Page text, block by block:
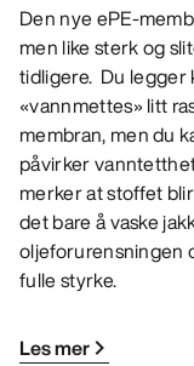
Den nye ePE-
men like sterk og
tidligere. Du legger
«vannmettes» litt
membran, men du
påvirker
merker at stoffet
det bare å vaske
oljeforurensningen
fulle styrke.
Les mer